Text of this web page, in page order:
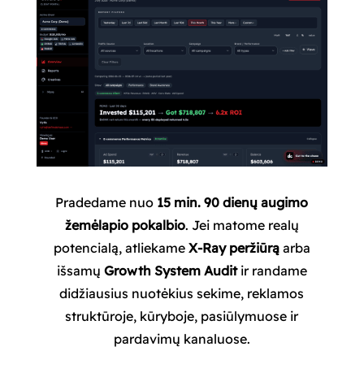
Pradedame nuo 15 min. 90 dienų augimo
žemėlapio pokalbio. Jei matome realų
potencialą, atliekame X-Ray peržiūrąarba
išsamų Growth System Auditir randame
didžiausius nuotėkius sekime, reklamos
struktūroje, kūryboje, pasiūlymuose ir
pardavimų kanaluose.